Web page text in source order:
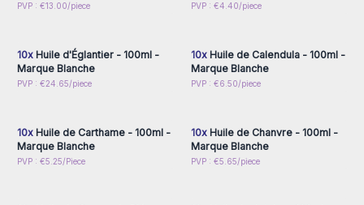
PVP : €13.00/piece PVP : €4.40/piece
Connectez-vous ou
10xHuile d'Églantier - 100ml -
Marque Blanche
PVP : €24.65/piece
Connectez-vous ou
10xHuile de Calendula - 100ml -
Marque Blanche
PVP : €6.50/piece
Connectez-vous ou
10xHuile de Carthame - 100ml -
Marque Blanche
PVP : €5.25/Piece
Connectez-vous ou
10xHuile de Chanvre - 100ml -
Marque Blanche
PVP : €5.65/piece
Connectez-vous ou
Connectez-vous ou